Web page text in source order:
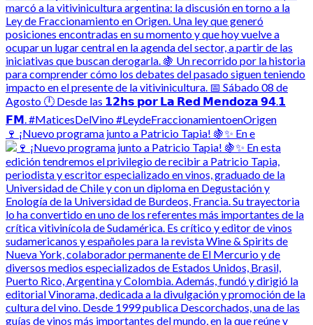
🍷 ¡Nuevo programa junto a Patricio Tapia! 🍇✨ En e